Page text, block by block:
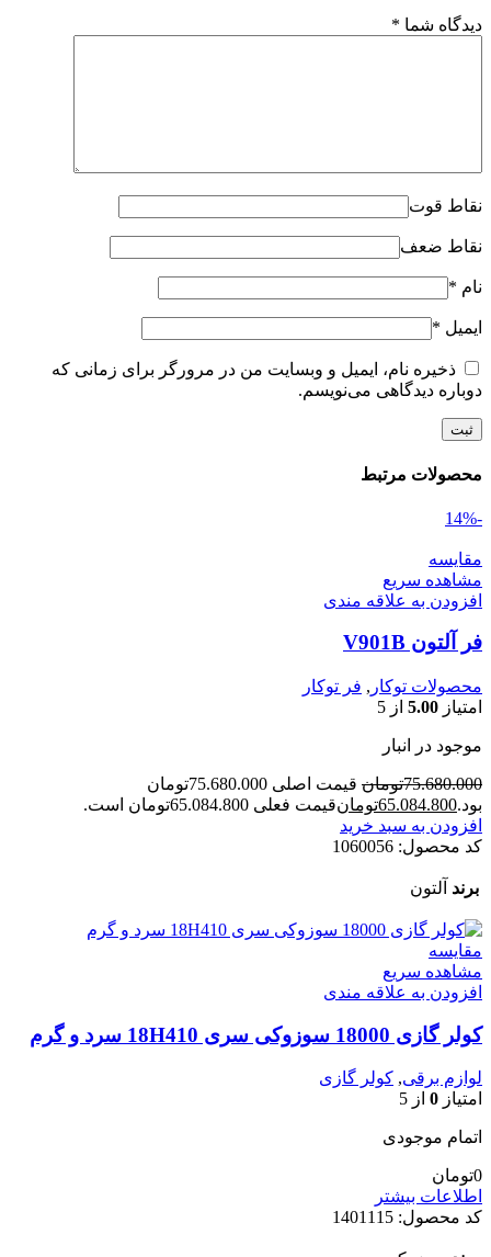
دیدگاه شما *
نقاط قوت
نقاط ضعف
نام *
ایمیل *
ذخیره نام، ایمیل و وبسایت من در مرورگر برای زمانی که
دوباره دیدگاهی می‌نویسم.
محصولات مرتبط
-14%
مقایسه
مشاهده سریع
افزودن به علاقه مندی
فر آلتون V901B
محصولات توکار , فر توکار
امتیاز 5.00 از 5
موجود در انبار
75.680.000تومان
قیمت اصلی 75.680.000تومان
بود.65.084.800تومانقیمت فعلی 65.084.800تومان است.
افزودن به سبد خرید
کد محصول: 1060056
برند آلتون
مقایسه
مشاهده سریع
افزودن به علاقه مندی
کولر گازی 18000 سوزوکی سری 18H410 سرد و گرم
لوازم برقی, کولر گازی
امتیاز 0 از 5
اتمام موجودی
0تومان
اطلاعات بیشتر
کد محصول: 1401115